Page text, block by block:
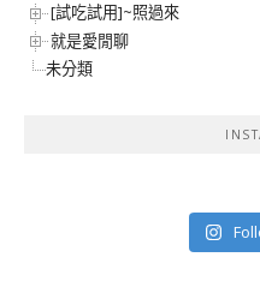
[試吃試用]~照過來
就是愛閒聊
未分類